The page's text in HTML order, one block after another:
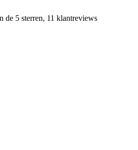
de 5 sterren, 11 klantreviews